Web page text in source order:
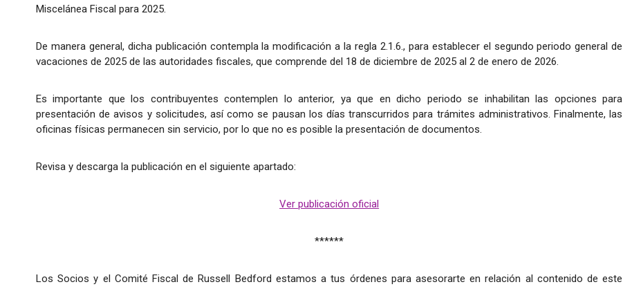
Miscelánea Fiscal para 2025.
De manera general, dicha publicación contempla la modificación a la regla 2.1.6., para establecer el segundo periodo general de
vacaciones de 2025 de las autoridades fiscales, que comprende del 18 de diciembre de 2025 al 2 de enero de 2026.
Es importante que los contribuyentes contemplen lo anterior, ya que en dicho periodo se inhabilitan las opciones para
presentación de avisos y solicitudes, así como se pausan los días transcurridos para trámites administrativos. Finalmente, las
oficinas físicas permanecen sin servicio, por lo que no es posible la presentación de documentos.
Revisa y descarga la publicación en el siguiente apartado:
Ver publicación oficial
******
Los Socios y el Comité Fiscal de Russell Bedford estamos a tus órdenes para asesorarte en relación al contenido de este